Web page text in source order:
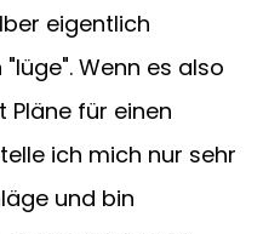
eigentlich
Wenn es also
Pläne für einen
ich mich nur sehr
und bin